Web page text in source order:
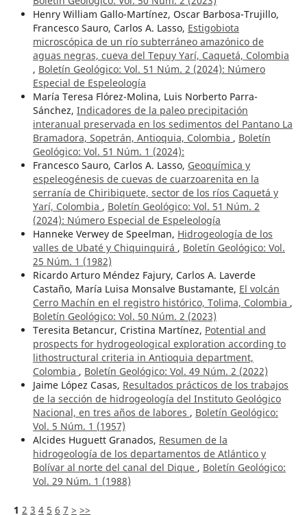
Henry William Gallo-Martínez, Oscar Barbosa-Trujillo,
Francesco Sauro, Carlos A. Lasso, Estigobiota
microscópica de un río subterráneo amazónico de
aguas negras, cueva del Tepuy Yarí, Caquetá, Colombia
, Boletín Geológico: Vol. 51 Núm. 2 (2024): Número
Especial de Espeleología
María Teresa Flórez-Molina, Luis Norberto Parra-
Sánchez, Indicadores de la paleo precipitación
interanual preservada en los sedimentos del Pantano La
Bramadora, Sopetrán, Antioquia, Colombia , Boletín
Geológico: Vol. 51 Núm. 1 (2024):
Francesco Sauro, Carlos A. Lasso, Geoquímica y
espeleogénesis de cuevas de cuarzoarenita en la
serranía de Chiribiquete, sector de los ríos Caquetá y
Yarí, Colombia , Boletín Geológico: Vol. 51 Núm. 2
(2024): Número Especial de Espeleología
Hanneke Verwey de Speelman, Hidrogeología de los
valles de Ubaté y Chiquinquirá , Boletín Geológico: Vol.
25 Núm. 1 (1982)
Ricardo Arturo Méndez Fajury, Carlos A. Laverde
Castaño, María Luisa Monsalve Bustamante, El volcán
Cerro Machín en el registro histórico, Tolima, Colombia ,
Boletín Geológico: Vol. 50 Núm. 2 (2023)
Teresita Betancur, Cristina Martínez, Potential and
prospects for hydrogeological exploration according to
lithostructural criteria in Antioquia department,
Colombia , Boletín Geológico: Vol. 49 Núm. 2 (2022)
Jaime López Casas, Resultados prácticos de los trabajos
de la sección de hidrogeología del Instituto Geológico
Nacional, en tres años de labores , Boletín Geológico:
Vol. 5 Núm. 1 (1957)
Alcides Huguett Granados, Resumen de la
hidrogeología de los departamentos de Atlántico y
Bolívar al norte del canal del Dique , Boletín Geológico:
Vol. 29 Núm. 1 (1988)
1 2 3 4 5 6 7 > >>